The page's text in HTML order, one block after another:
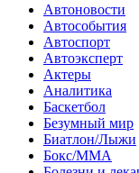
Автоновости
Автособытия
Автоспорт
Автоэксперт
Актеры
Аналитика
Баскетбол
Безумный мир
Биатлон/Лыжи
Бокс/MMA